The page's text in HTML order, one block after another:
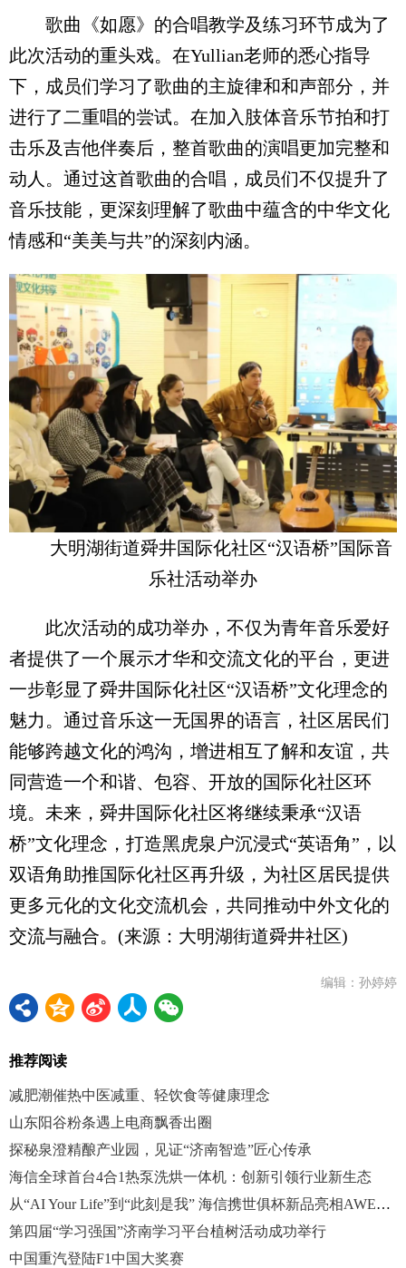
歌曲《如愿》的合唱教学及练习环节成为了
此次活动的重头戏。在Yullian老师的悉心指导
下，成员们学习了歌曲的主旋律和和声部分，并
进行了二重唱的尝试。在加入肢体音乐节拍和打
击乐及吉他伴奏后，整首歌曲的演唱更加完整和
动人。通过这首歌曲的合唱，成员们不仅提升了
音乐技能，更深刻理解了歌曲中蕴含的中华文化
情感和“美美与共”的深刻内涵。
大明湖街道舜井国际化社区“汉语桥”国际音
乐社活动举办
此次活动的成功举办，不仅为青年音乐爱好
者提供了一个展示才华和交流文化的平台，更进
一步彰显了舜井国际化社区“汉语桥”文化理念的
魅力。通过音乐这一无国界的语言，社区居民们
能够跨越文化的鸿沟，增进相互了解和友谊，共
同营造一个和谐、包容、开放的国际化社区环
境。未来，舜井国际化社区将继续秉承“汉语
桥”文化理念，打造黑虎泉户沉浸式“英语角”，以
双语角助推国际化社区再升级，为社区居民提供
更多元化的文化交流机会，共同推动中外文化的
交流与融合。(来源：大明湖街道舜井社区)
编辑：孙婷婷
推荐阅读
减肥潮催热中医减重、轻饮食等健康理念
山东阳谷粉条遇上电商飘香出圈
探秘泉澄精酿产业园，见证“济南智造”匠心传承
海信全球首台4合1热泵洗烘一体机：创新引领行业新生态
从“AI Your Life”到“此刻是我” 海信携世俱杯新品亮相AWE2025
第四届“学习强国”济南学习平台植树活动成功举行
中国重汽登陆F1中国大奖赛